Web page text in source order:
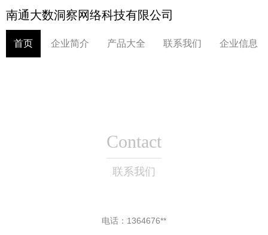
南通大数洞察网络科技有限公司
首页 企业简介 产品大全 联系我们 企业信息
Contact
联系我们
电话：1364676**